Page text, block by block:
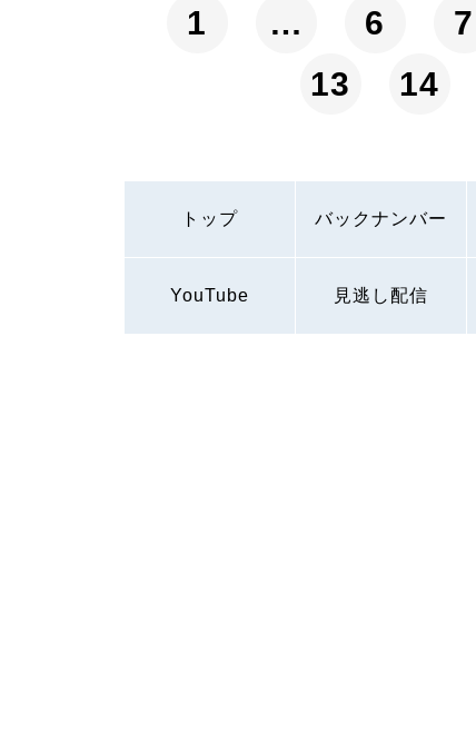
1 … 6 7
13
14
トップ バックナンバー
YouTube 見逃し配信